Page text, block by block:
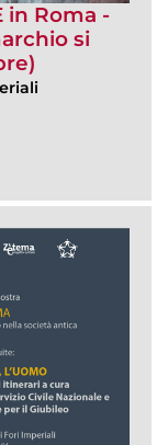
in Roma -
si